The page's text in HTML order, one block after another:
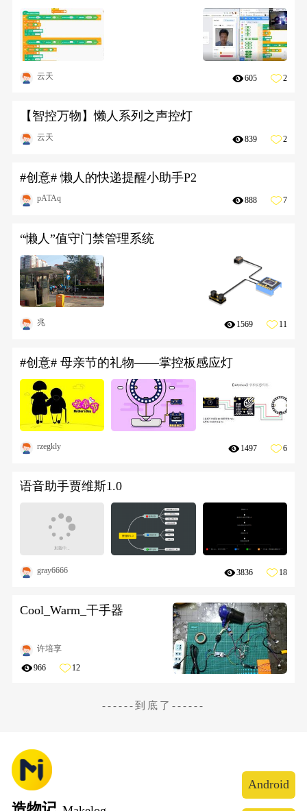
云天 605 2
【智控万物】懒人系列之声控灯
云天 839 2
#创意# 懒人的快递提醒小助手P2
pATAq 888 7
“懒人”值守门禁管理系统
兆 1569 11
#创意# 母亲节的礼物——掌控板感应灯
rzegkly 1497 6
语音助手贾维斯1.0
gray6666 3836 18
Cool_Warm_干手器
许培享
966 12
------到底了------
Android